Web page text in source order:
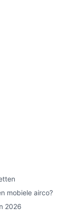
mobiele airco?
2026